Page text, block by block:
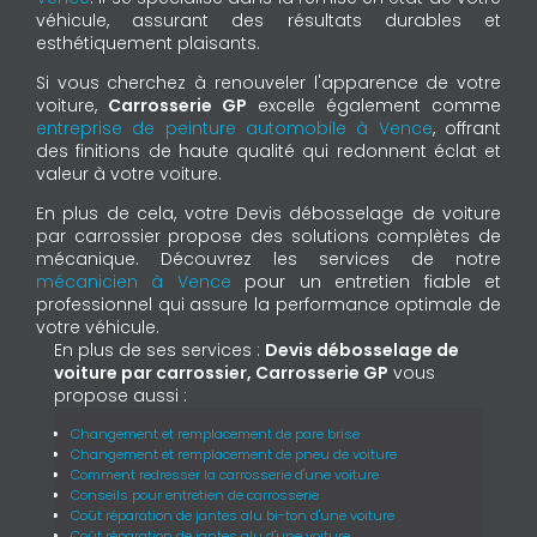
véhicule, assurant des résultats durables et
esthétiquement plaisants.
Si vous cherchez à renouveler l'apparence de votre
voiture, Carrosserie GP excelle également comme
entreprise de peinture automobile à Vence, offrant
des finitions de haute qualité qui redonnent éclat et
valeur à votre voiture.
En plus de cela, votre Devis débosselage de voiture
par carrossier propose des solutions complètes de
mécanique. Découvrez les services de notre
mécanicien à Vence pour un entretien fiable et
professionnel qui assure la performance optimale de
votre véhicule.
En plus de ses services : Devis débosselage de
voiture par carrossier, Carrosserie GP vous
propose aussi :
Changement et remplacement de pare brise
Changement et remplacement de pneu de voiture
Comment redresser la carrosserie d'une voiture
Conseils pour entretien de carrosserie
Coût réparation de jantes alu bi-ton d'une voiture